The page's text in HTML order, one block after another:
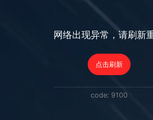
网络出现异常，请刷新
点击刷新
code: 9100